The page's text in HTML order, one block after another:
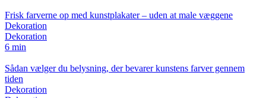
Frisk farverne op med kunstplakater – uden at male væggene
Dekoration
Dekoration
6 min
Sådan vælger du belysning, der bevarer kunstens farver gennem
tiden
Dekoration